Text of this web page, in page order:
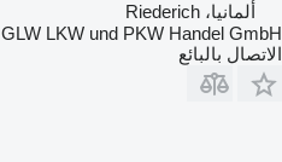
ألمانيا، Riederich
GLW LKW und PKW Handel GmbH
الاتصال بالبائع